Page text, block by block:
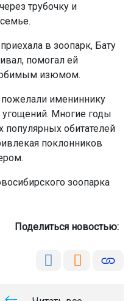
трубочку и
в зоопарк, Бату
помогал ей
изюмом.
пожелали имениннику
угощений. Многие годы
популярных обитателей
поклонников
зоопарка
Поделиться новостью: